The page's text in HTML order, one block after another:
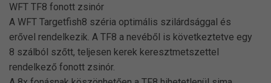
WFT TF8 fonott zsinór
A WFT Targetfish8 széria optimális szilárdsággal és
erővel rendelkezik. A TF8 a nevéből is következtetve egy
8 szálból szőtt, teljesen kerek keresztmetszettel
rendelkező fonott zsinór.